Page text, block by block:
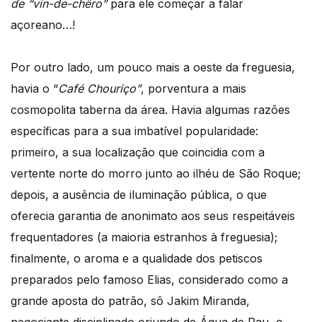
de “vin-de-chêro”para ele começar a falar
açoreano…!
Por outro lado, um pouco mais a oeste da freguesia,
havia o “Café Chouriço”, porventura a mais
cosmopolita taberna da área. Havia algumas razões
específicas para a sua imbatível popularidade:
primeiro, a sua localização que coincidia com a
vertente norte do morro junto ao ilhéu de São Roque;
depois, a ausência de iluminação pública, o que
oferecia garantia de anonimato aos seus respeitáveis
frequentadores (a maioria estranhos à freguesia);
finalmente, o aroma e a qualidade dos petiscos
preparados pelo famoso Elias, considerado como a
grande aposta do patrão, sô Jakim Miranda,